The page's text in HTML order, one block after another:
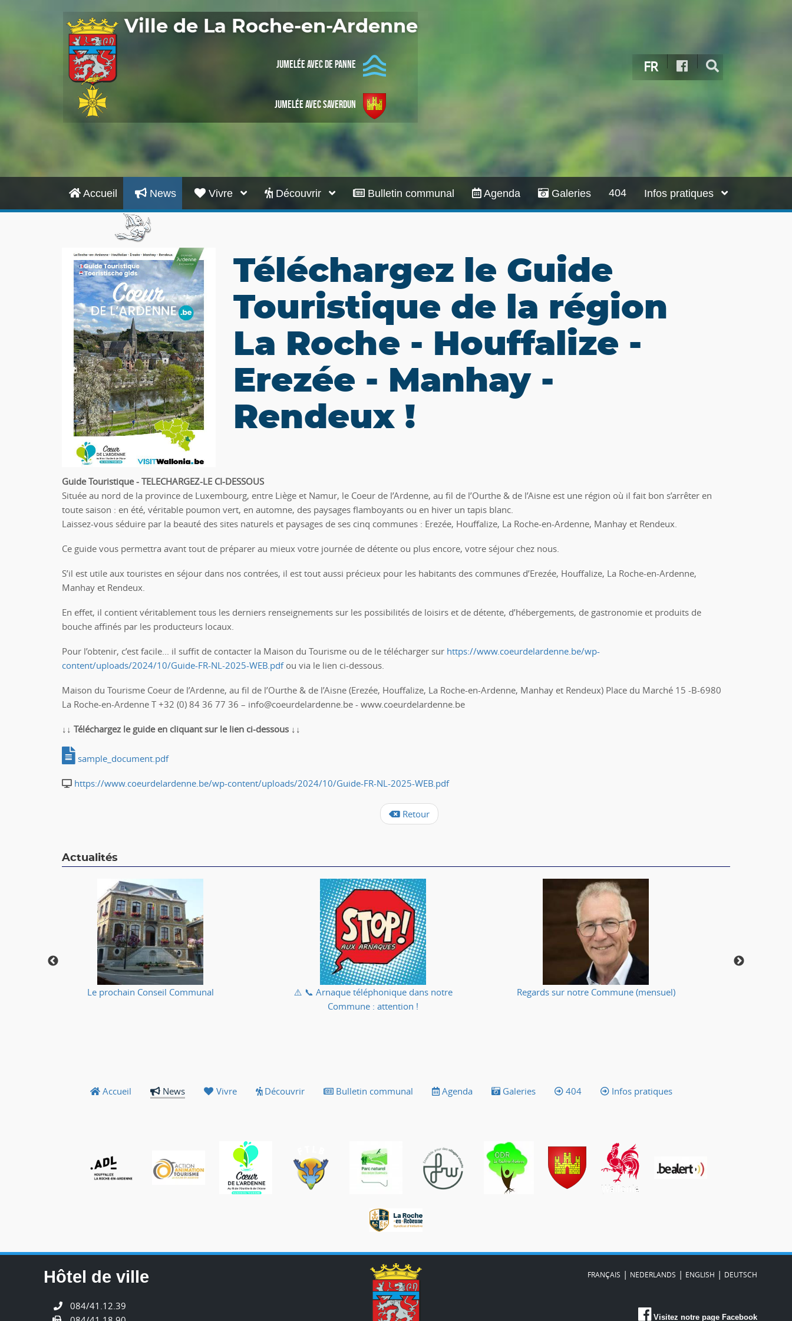
Ville de La Roche-en-Ardenne
Jumelée avec De Panne
Jumelée avec Saverdun
FR
Accueil News Vivre Découvrir Bulletin communal Agenda Galeries 404 Infos pratiques
Téléchargez le Guide
Touristique de la région
La Roche - Houffalize -
Erezée - Manhay -
Rendeux !
Guide Touristique - TELECHARGEZ-LE CI-DESSOUS
Située au nord de la province de Luxembourg, entre Liège et Namur, le Coeur de l’Ardenne, au fil de l’Ourthe & de l’Aisne est une région où il fait bon s’arrêter en
toute saison : en été, véritable poumon vert, en automne, des paysages flamboyants ou en hiver un tapis blanc.
Laissez-vous séduire par la beauté des sites naturels et paysages de ses cinq communes : Erezée, Houffalize, La Roche-en-Ardenne, Manhay et Rendeux.
Ce guide vous permettra avant tout de préparer au mieux votre journée de détente ou plus encore, votre séjour chez nous.
S’il est utile aux touristes en séjour dans nos contrées, il est tout aussi précieux pour les habitants des communes d’Erezée, Houffalize, La Roche-en-Ardenne,
Manhay et Rendeux.
En effet, il contient véritablement tous les derniers renseignements sur les possibilités de loisirs et de détente, d’hébergements, de gastronomie et produits de
bouche affinés par les producteurs locaux.
Pour l’obtenir, c’est facile... il suffit de contacter la Maison du Tourisme ou de le télécharger sur https://www.coeurdelardenne.be/wp-
content/uploads/2024/10/Guide-FR-NL-2025-WEB.pdfou via le lien ci-dessous.
Maison du Tourisme Coeur de l’Ardenne, au fil de l’Ourthe & de l’Aisne (Erezée, Houffalize, La Roche-en-Ardenne, Manhay et Rendeux) Place du Marché 15 -B-6980
La Roche-en-Ardenne T +32 (0) 84 36 77 36 – info@coeurdelardenne.be - www.coeurdelardenne.be
↓↓ Téléchargez le guide en cliquant sur le lien ci-dessous ↓↓
sample_document.pdf
https://www.coeurdelardenne.be/wp-content/uploads/2024/10/Guide-FR-NL-2025-WEB.pdf
Retour
Actualités
Le prochain Conseil Communal
⚠️ 📞 Arnaque téléphonique dans notre
Commune : attention !
Regards sur notre Commune (mensuel)
Accueil News Vivre Découvrir Bulletin communal Agenda Galeries 404 Infos pratiques
Hôtel de ville
084/41.12.39
FRANÇAIS | NEDERLANDS | ENGLISH | DEUTSCH
Visitez notre page Facebook